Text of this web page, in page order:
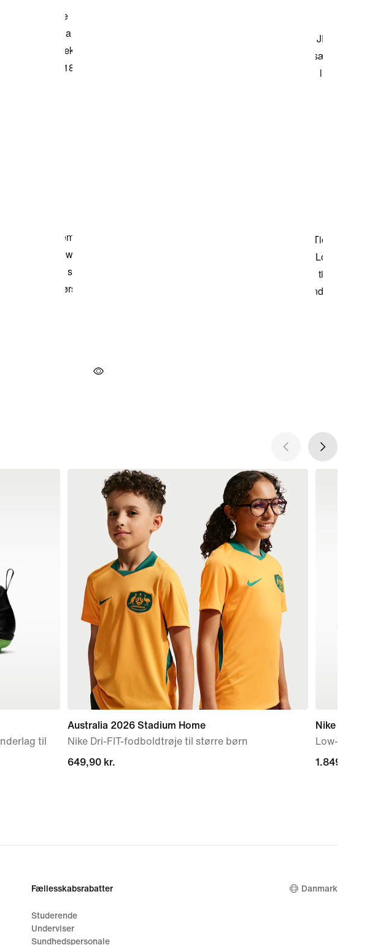
til
Australia 2026 Stadium Home
Nike Dri-FIT-fodboldtrøje til større børn
649,90 kr.
649,90 kr.
Nike
Low-Top-
1.849,00
1.849,00
Fællesskabsrabatter
Studerende
Underviser
Sundhedspersonale
Danmark